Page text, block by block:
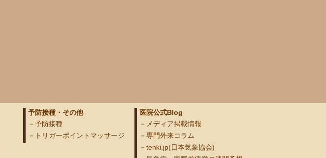
予防接種・その他
予防接種
トリガーポイントマッサージ
医院公式Blog
メディア掲載情報
専門外来コラム
tenki.jp(日本気象協会)